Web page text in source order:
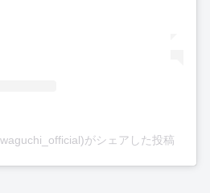
がシェアした投稿